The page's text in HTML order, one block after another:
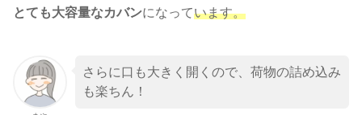
とても大容量なカバンになっています。
さらに口も大きく開くので、荷物の詰め込み
も楽ちん！